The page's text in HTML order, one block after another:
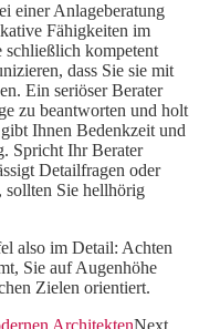
einer Anlageberatung
Fähigkeiten im
schließlich kompetent
dass Sie sie mit
Ein seriöser Berater
zu beantworten und holt
Ihnen Bedenkzeit und
Spricht Ihr Berater
Detailfragen oder
sollten Sie hellhörig
also im Detail: Achten
Sie auf Augenhöhe
Zielen orientiert.